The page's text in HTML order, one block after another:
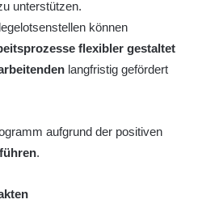
unterstützen.
können
flexibler gestaltet
langfristig gefördert
aufgrund der positiven
.